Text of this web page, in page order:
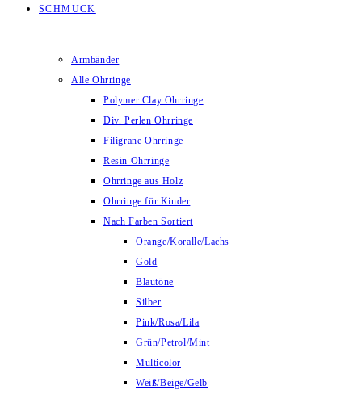
SCHMUCK
Armbänder
Alle Ohrringe
Polymer Clay Ohrringe
Div. Perlen Ohrringe
Filigrane Ohrringe
Resin Ohrringe
Ohrringe aus Holz
Ohrringe für Kinder
Nach Farben Sortiert
Orange/Koralle/Lachs
Gold
Blautöne
Silber
Pink/Rosa/Lila
Grün/Petrol/Mint
Multicolor
Weiß/Beige/Gelb